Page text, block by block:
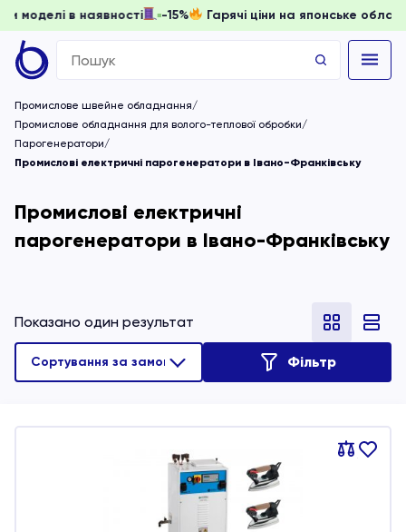
моделі в наявності -15% Гарячі ціни на японське
Search
for:
Промислове швейне обладнання
Промислове обладнання для волого-теплової обробки
Парогенератори
Промислові електричні парогенератори в Івано-Франківську
Промислові електричні
парогенератори в Івано-Франківську
Показано один результат
Фільтр
Порівняти
В